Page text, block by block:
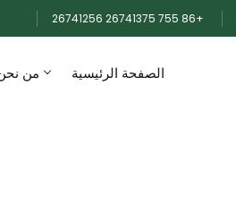
+86 755 26741375 26741256
الصفحة الرئيسية من